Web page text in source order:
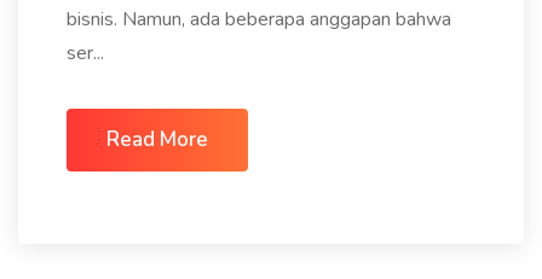
bisnis. Namun, ada beberapa anggapan bahwa
ser...
Read More